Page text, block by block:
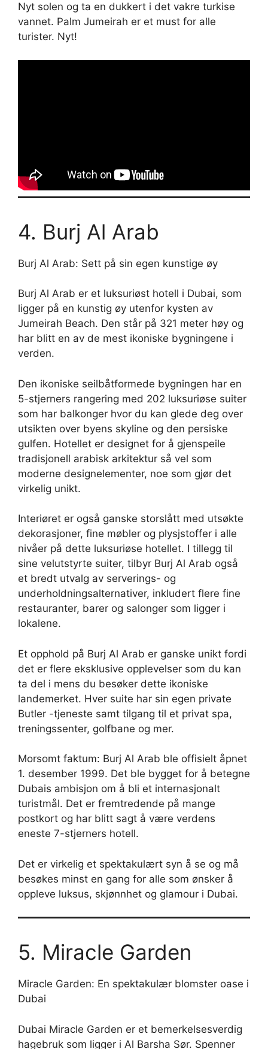
Nyt solen og ta en dukkert i det vakre turkise
vannet. Palm Jumeirah er et must for alle
turister. Nyt!
4. Burj Al Arab
Burj Al Arab: Sett på sin egen kunstige øy
Burj Al Arab er et luksuriøst hotell i Dubai, som
ligger på en kunstig øy utenfor kysten av
Jumeirah Beach. Den står på 321 meter høy og
har blitt en av de mest ikoniske bygningene i
verden.
Den ikoniske seilbåtformede bygningen har en
5-stjerners rangering med 202 luksuriøse suiter
som har balkonger hvor du kan glede deg over
utsikten over byens skyline og den persiske
gulfen. Hotellet er designet for å gjenspeile
tradisjonell arabisk arkitektur så vel som
moderne designelementer, noe som gjør det
virkelig unikt.
Interiøret er også ganske storslått med utsøkte
dekorasjoner, fine møbler og plysjstoffer i alle
nivåer på dette luksuriøse hotellet. I tillegg til
sine velutstyrte suiter, tilbyr Burj Al Arab også
et bredt utvalg av serverings- og
underholdningsalternativer, inkludert flere fine
restauranter, barer og salonger som ligger i
lokalene.
Et opphold på Burj Al Arab er ganske unikt fordi
det er flere eksklusive opplevelser som du kan
ta del i mens du besøker dette ikoniske
landemerket. Hver suite har sin egen private
Butler -tjeneste samt tilgang til et privat spa,
treningssenter, golfbane og mer.
Morsomt faktum: Burj Al Arab ble offisielt åpnet
1. desember 1999. Det ble bygget for å betegne
Dubais ambisjon om å bli et internasjonalt
turistmål. Det er fremtredende på mange
postkort og har blitt sagt å være verdens
eneste 7-stjerners hotell.
Det er virkelig et spektakulært syn å se og må
besøkes minst en gang for alle som ønsker å
oppleve luksus, skjønnhet og glamour i Dubai.
5. Miracle Garden
Miracle Garden: En spektakulær blomster oase i
Dubai
Dubai Miracle Garden er et bemerkelsesverdig
hagebruk som ligger i Al Barsha Sør. Spenner